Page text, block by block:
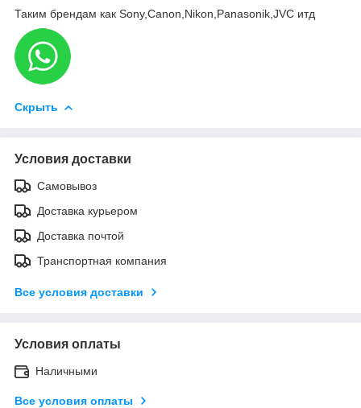
Таким брендам как Sony,Canon,Nikon,Panasonik,JVC итд
Скрыть
Условия доставки
Самовывоз
Доставка курьером
Доставка почтой
Транспортная компания
Все условия доставки
Условия оплаты
Наличными
Все условия оплаты